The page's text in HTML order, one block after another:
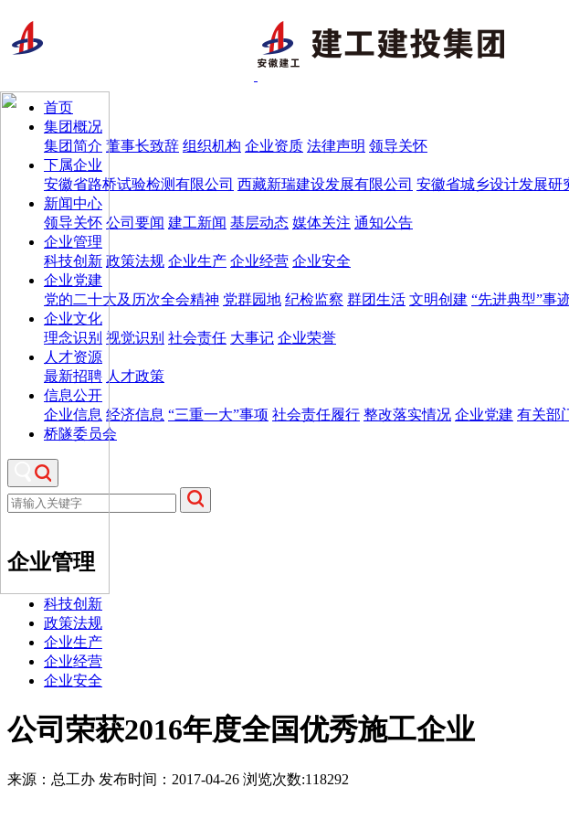
首页
集团概况
集团简介 董事长致辞 组织机构 企业资质 法律声明 领导关怀
下属企业
安徽省路桥试验检测有限公司 西藏新瑞建设发展有限公司 安徽省城乡设计发展研
新闻中心
领导关怀 公司要闻 建工新闻 基层动态 媒体关注 通知公告
企业管理
科技创新 政策法规 企业生产 企业经营 企业安全
企业党建
党的二十大及历次全会精神 党群园地 纪检监察 群团生活 文明创建 “先进典型”事
企业文化
理念识别 视觉识别 社会责任 大事记 企业荣誉
人才资源
最新招聘 人才政策
信息公开
企业信息 经济信息 “三重一大”事项 社会责任履行 整改落实情况 企业党建 有关部
桥隧委员会
企业管理
科技创新
政策法规
企业生产
企业经营
企业安全
公司荣获2016年度全国优秀施工企业
来源：总工办 发布时间：2017-04-26 浏览次数:118292